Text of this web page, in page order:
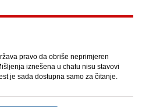
pravo da obriše neprimjeren
iznešena u chatu nisu stavovi
je sada dostupna samo za čitanje.